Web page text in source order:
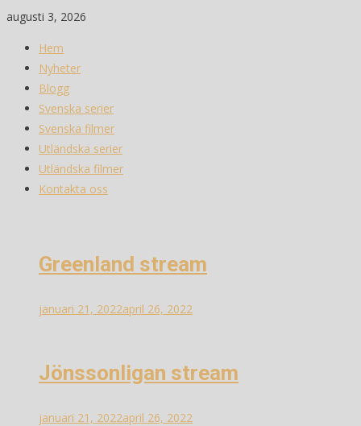
Skip
content
augusti 3, 2026
Hem
Nyheter
Blogg
Svenska serier
Svenska filmer
Utländska serier
Utländska filmer
Kontakta oss
Greenland stream
januari 21, 2022april 26, 2022
Jönssonligan stream
januari 21, 2022april 26, 2022